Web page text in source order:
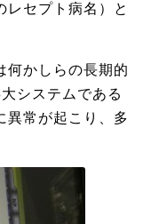
レセプト病名）と
何かしらの長期的
システムである
異常が起こり、多